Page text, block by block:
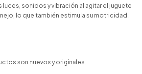
luces, sonidos y vibración al agitar el juguete
lo que también estimula su motricidad.
son nuevos y originales.